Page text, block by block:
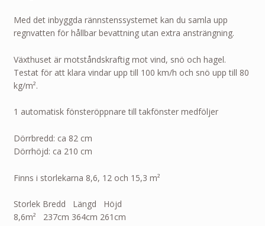
Med det inbyggda rännstenssystemet kan du samla upp
regnvatten för hållbar bevattning utan extra ansträngning.
Växthuset är motståndskraftig mot vind, snö och hagel.
Testat för att klara vindar upp till 100 km/h och snö upp till 80
kg/m².
1 automatisk fönsteröppnare till takfönster medföljer
Dörrbredd: ca 82 cm
Dörrhöjd: ca 210 cm
Finns i storlekarna 8,6, 12 och 15,3 m²
Storlek Bredd Längd Höjd
8,6m² 237cm 364cm 261cm